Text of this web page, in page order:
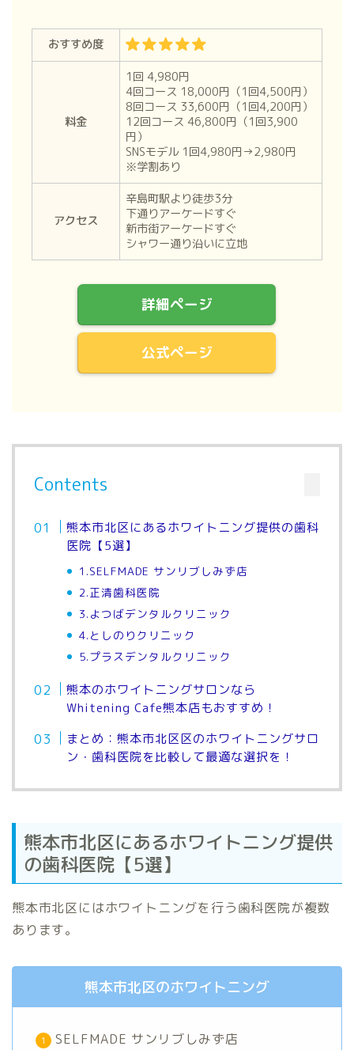
おすすめ度
料金
1回 4,980円
4回コース 18,000円（1回4,500円）
8回コース 33,600円（1回4,200円）
12回コース 46,800円（1回3,900
円）
SNSモデル 1回4,980円→2,980円
※学割あり
アクセス
辛島町駅より徒歩3分
下通りアーケードすぐ
新市街アーケードすぐ
シャワー通り沿いに立地
詳細ページ
公式ページ
Contents
熊本市北区にあるホワイトニング提供の歯科
医院【5選】
1.SELFMADE サンリブしみず店
2.正清歯科医院
3.よつばデンタルクリニック
4.としのりクリニック
5.プラスデンタルクリニック
熊本のホワイトニングサロンなら
Whitening Cafe熊本店もおすすめ！
まとめ：熊本市北区区のホワイトニングサロ
ン・歯科医院を比較して最適な選択を！
熊本市北区にあるホワイトニング提供
の歯科医院【5選】
熊本市北区にはホワイトニングを行う歯科医院が複数
あります。
熊本市北区のホワイトニング
SELFMADE サンリブしみず店